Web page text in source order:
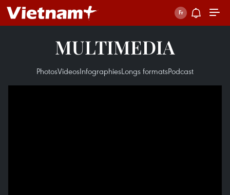
MULTIMEDIA
PhotosVideosInfographiesLongs formatsPodcast